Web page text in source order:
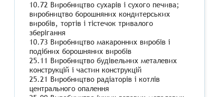
10.72 Виробництво сухарів і сухого печива;
виробництво борошняних кондитерських
виробів, тортів і тістечок тривалого
зберігання
10.73 Виробництво макаронних виробів і
подібних борошняних виробів
25.11 Виробництво будівельних металевих
конструкцій і частин конструкцій
25.21 Виробництво радіаторів і котлів
центрального опалення